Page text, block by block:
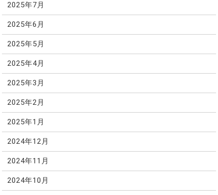
2025年7月
2025年6月
2025年5月
2025年4月
2025年3月
2025年2月
2025年1月
2024年12月
2024年11月
2024年10月